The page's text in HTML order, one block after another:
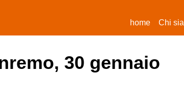
home(current)
Chi
30 gennaio